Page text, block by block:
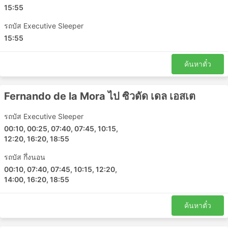
15:55
รถบัส Executive Sleeper
15:55
ค้นหาตั๋ว
Fernando de la Mora ไป ซิวดัด เดล เอสเต
รถบัส Executive Sleeper
00:10, 00:25, 07:40, 07:45, 10:15,
12:20, 16:20, 18:55
รถบัส กึ่งนอน
00:10, 07:40, 07:45, 10:15, 12:20,
14:00, 16:20, 18:55
ค้นหาตั๋ว